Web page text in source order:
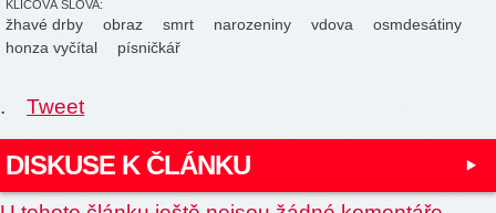
KLÍČOVÁ SLOVA:
žhavé drby obraz smrt narozeniny vdova
osmdesátiny
honza vyčítal
písničkář
. Tweet
DISKUSE K ČLÁNKU